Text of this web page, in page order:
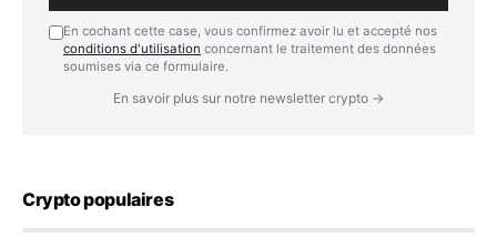
En cochant cette case, vous confirmez avoir lu et accepté nos
conditions d'utilisation concernant le traitement des données
soumises via ce formulaire.
En savoir plus sur notre newsletter crypto →
Crypto populaires